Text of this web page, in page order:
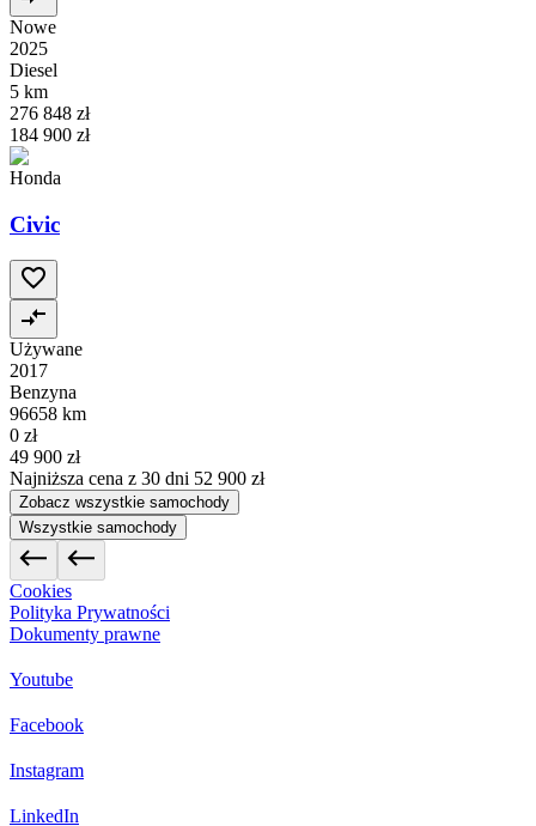
Nowe
2025
Diesel
5 km
276 848 zł
184 900 zł
Honda
Civic
Używane
2017
Benzyna
96658 km
0 zł
49 900 zł
Najniższa cena z 30 dni 52 900 zł
Zobacz wszystkie samochody
Wszystkie samochody
Cookies
Polityka Prywatności
Dokumenty prawne
Youtube
Facebook
Instagram
LinkedIn